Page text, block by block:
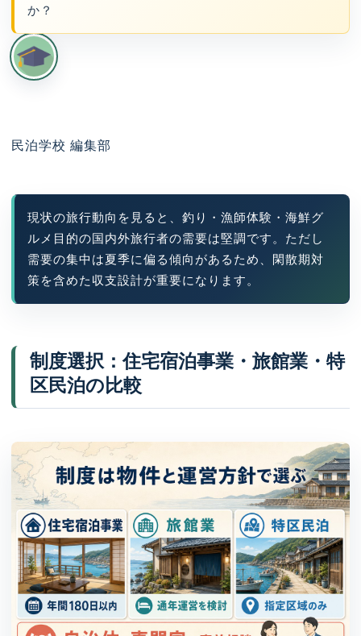
か？
民泊学校 編集部
現状の旅行動向を見ると、釣り・漁師体験・海鮮グ
ルメ目的の国内外旅行者の需要は堅調です。ただし
需要の集中は夏季に偏る傾向があるため、閑散期対
策を含めた収支設計が重要になります。
制度選択：住宅宿泊事業・旅館業・特
区民泊の比較